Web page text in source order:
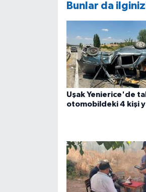
Bunlar da
Uşak Yenierice'de
otomobildeki 4 kişi